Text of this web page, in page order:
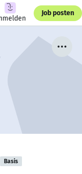
Job posten
Basis